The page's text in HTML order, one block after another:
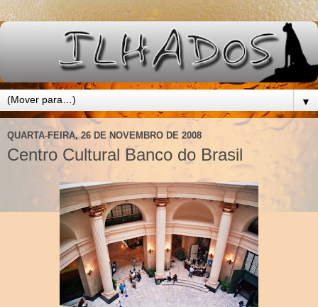
▼
QUARTA-FEIRA, 26 DE NOVEMBRO DE 2008
Centro Cultural Banco do Brasil